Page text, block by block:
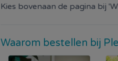
Kies bovenaan de pagina bij
Waarom bestellen bij